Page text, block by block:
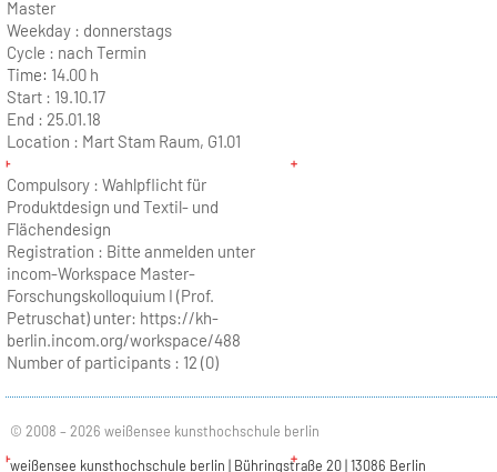
Master
Weekday : donnerstags
Cycle : nach Termin
Time: 14.00 h
Start : 19.10.17
End : 25.01.18
Location : Mart Stam Raum, G1.01
Compulsory : Wahlpflicht für
Produktdesign und Textil- und
Flächendesign
Registration : Bitte anmelden unter
incom-Workspace Master-
Forschungskolloquium I (Prof.
Petruschat) unter: https://kh-
berlin.incom.org/workspace/488
Number of participants : 12 (0)
© 2008 – 2026 weißensee kunsthochschule berlin
weißensee kunsthochschule berlin | Bühringstraße 20 | 13086 Berlin